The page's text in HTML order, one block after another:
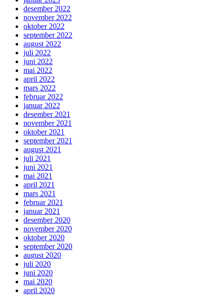
desember 2022
november 2022
oktober 2022
september 2022
august 2022
juli 2022
juni 2022
mai 2022
april 2022
mars 2022
februar 2022
januar 2022
desember 2021
november 2021
oktober 2021
september 2021
august 2021
juli 2021
juni 2021
mai 2021
april 2021
mars 2021
februar 2021
januar 2021
desember 2020
november 2020
oktober 2020
september 2020
august 2020
juli 2020
juni 2020
mai 2020
april 2020